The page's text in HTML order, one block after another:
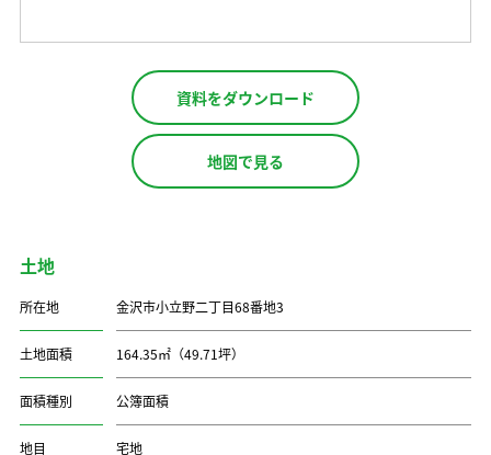
資料をダウンロード
地図で見る
土地
所在地 金沢市小立野二丁目68番地3
土地面積 164.35㎡（49.71坪）
面積種別 公簿面積
地目 宅地